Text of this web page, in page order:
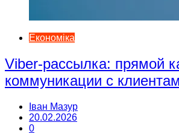
Економіка
Viber-рассылка: прямой
коммуникации с
Іван Мазур
20.02.2026
0